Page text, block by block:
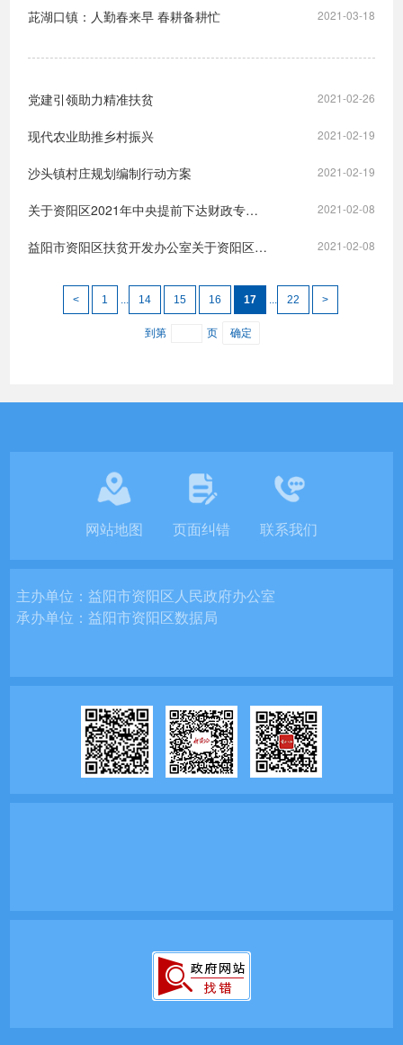
2021-03-18
茈湖口镇：人勤春来早 春耕备耕忙
2021-02-26
党建引领助力精准扶贫
2021-02-19
现代农业助推乡村振兴
2021-02-19
沙头镇村庄规划编制行动方案
2021-02-08
关于资阳区2021年中央提前下达财政专项扶贫资金计划的公示
2021-02-08
益阳市资阳区扶贫开发办公室关于资阳区2020年四季度小额信贷贴息项目的公示
< 1 ... 14 15 16 17 ... 22 >
到第 页 确定
网站地图 页面纠错 联系我们
主办单位：益阳市资阳区人民政府办公室
承办单位：益阳市资阳区数据局